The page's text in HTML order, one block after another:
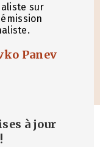
sur
Panev
à jour
!